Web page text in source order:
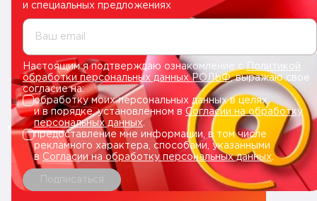
и специальных предложениях
Ваш email
Настоящим я подтверждаю ознакомление сПолитикой
обработки персональных данных РОЛЬФ, выражаю свое
согласие на:
обработку моих персональных данных в целях
и в порядке, установленном в Согласии на обработку
персональных данных.
предоставление мне информации, в том числе
рекламного характера, способами, указанными
в Согласии на обработку персональных данных
Подписаться